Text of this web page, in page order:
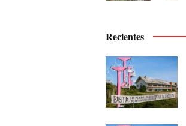
Recientes